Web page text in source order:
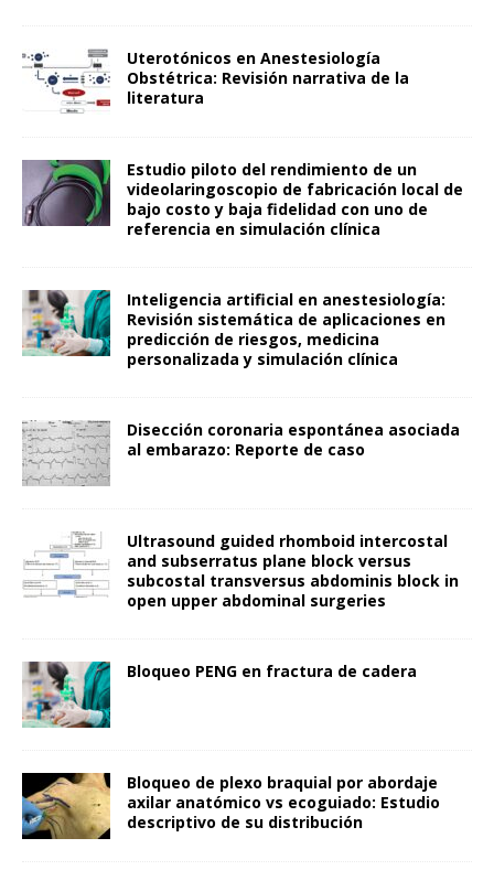
Uterotónicos en Anestesiología
Obstétrica: Revisión narrativa de la
literatura
Estudio piloto del rendimiento de un
videolaringoscopio de fabricación local de
bajo costo y baja fidelidad con uno de
referencia en simulación clínica
Inteligencia artificial en anestesiología:
Revisión sistemática de aplicaciones en
predicción de riesgos, medicina
personalizada y simulación clínica
Disección coronaria espontánea asociada
al embarazo: Reporte de caso
Ultrasound guided rhomboid intercostal
and subserratus plane block versus
subcostal transversus abdominis block in
open upper abdominal surgeries
Bloqueo PENG en fractura de cadera
Bloqueo de plexo braquial por abordaje
axilar anatómico vs ecoguiado: Estudio
descriptivo de su distribución